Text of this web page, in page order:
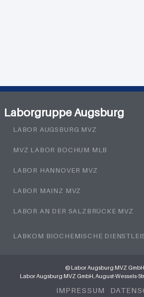
© Labor Augsburg MVZ
Labor Augsburg MVZ GmbH, August-Wessels-
IMPRESSUM
Laborgruppe Augsburg
LABOR AUGSBURG MVZ
MVZ LABOR BOCHUM MLB
LABOR HANNOVER MVZ
LABOR MAINZ MVZ
LABOR AN DER SALZBRÜCKE MVZ
LABKOM BIOCHEMISCHE